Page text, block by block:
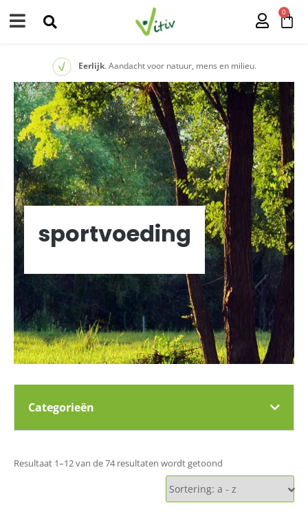
0
Eerlijk. Aandacht voor natuur, mens en milieu.
sportvoeding
Categorieën
Resultaat 1–12 van de 74 resultaten wordt getoond